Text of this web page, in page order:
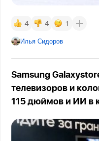
4 4 1
Илья Сидоров
Samsung
телевизоров и
115 дюймов и ИИ в